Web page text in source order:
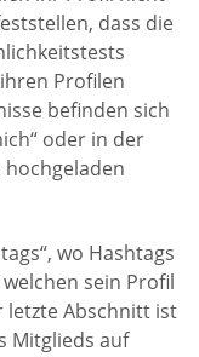
dass die
Profilen
befinden sich
oder in der
wo Hashtags
sein Profil
letzte Abschnitt ist
Mitglieds auf